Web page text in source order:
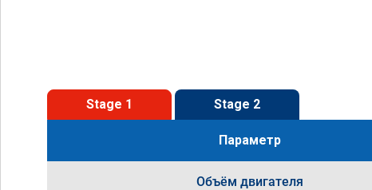
Stage 1 Stage 2
Параметр
Объём двигателя